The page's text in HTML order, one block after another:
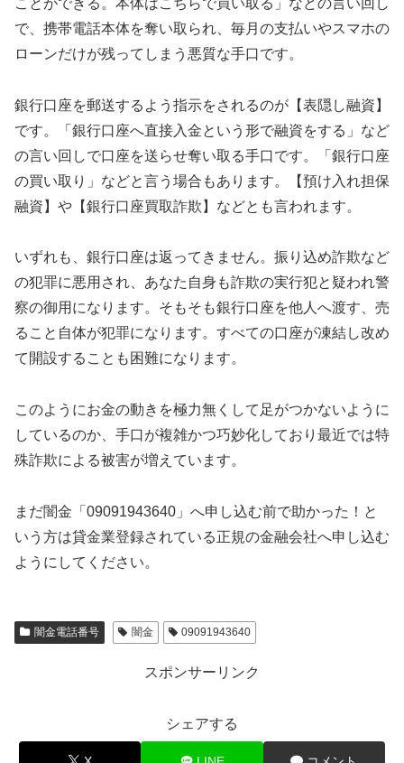
で、携帯電話本体を奪い取られ、毎月の支払いやスマホの
ローンだけが残ってしまう悪質な手口です。
銀行口座を郵送するよう指示をされるのが【表隠し融資】
です。「銀行口座へ直接入金という形で融資をする」など
の言い回しで口座を送らせ奪い取る手口です。「銀行口座
の買い取り」などと言う場合もあります。【預け入れ担保
融資】や【銀行口座買取詐欺】などとも言われます。
いずれも、銀行口座は返ってきません。振り込め詐欺など
の犯罪に悪用され、あなた自身も詐欺の実行犯と疑われ警
察の御用になります。そもそも銀行口座を他人へ渡す、売
ること自体が犯罪になります。すべての口座が凍結し改め
て開設することも困難になります。
このようにお金の動きを極力無くして足がつかないように
しているのか、手口が複雑かつ巧妙化しており最近では特
殊詐欺による被害が増えています。
まだ闇金「09091943640」へ申し込む前で助かった！と
いう方は貸金業登録されている正規の金融会社へ申し込む
ようにしてください。
闇金電話番号 闇金 09091943640
スポンサーリンク
シェアする